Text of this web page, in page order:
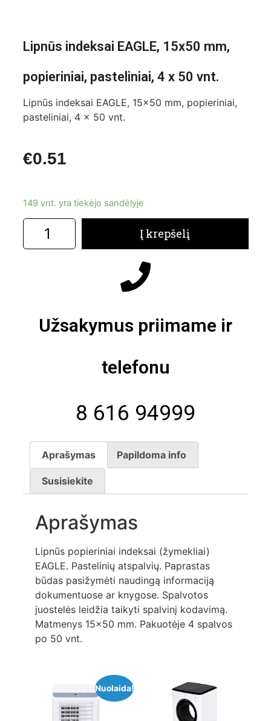
Lipnūs indeksai EAGLE, 15x50 mm,
popieriniai, pasteliniai, 4 x 50 vnt.
Lipnūs indeksai EAGLE, 15×50 mm, popieriniai,
pasteliniai, 4 x 50 vnt.
€0.51
149 vnt. yra tiekėjo sandėlyje
Į krepšelį
Užsakymus priimame ir
telefonu
8 616 94999
Aprašymas Papildoma info
Susisiekite
Aprašymas
Lipnūs popieriniai indeksai (žymekliai)
EAGLE. Pastelinių atspalvių. Paprastas
būdas pasižymėti naudingą informaciją
dokumentuose ar knygose. Spalvotos
juostelės leidžia taikyti spalvinį kodavimą.
Matmenys 15×50 mm. Pakuotėje 4 spalvos
po 50 vnt.
Nuolaida!